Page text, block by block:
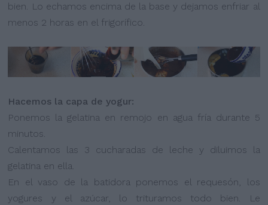
bien. Lo echamos encima de la base y dejamos enfriar al
menos 2 horas en el frigorífico.
Hacemos la capa de yogur:
Ponemos la gelatina en remojo en agua fría durante 5
minutos.
Calentamos las 3 cucharadas de leche y diluimos la
gelatina en ella.
En el vaso de la batidora ponemos el requesón, los
yogures y el azúcar, lo trituramos todo bien. Le